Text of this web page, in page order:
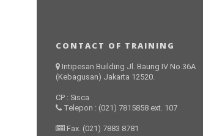
CONTACT OF TRAINING
Intipesan Building Jl. Baung IV No.36A
(Kebagusan) Jakarta 12520.
CP : Sisca
Telepon : (021) 7815858 ext. 107
Fax. (021) 7883 8781